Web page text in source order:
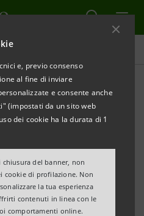
e, previo consenso
al fine di inviare
e consente anche
(impostati da un sito web
dei cookie ha la durata di 1
del banner, non
cookie di profilazione. Non
la tua esperienza
contenuti in linea con le
comportamenti online.
A RAUSCEDO GLI
VITIVINICOLO
DELLE BARBATELLE